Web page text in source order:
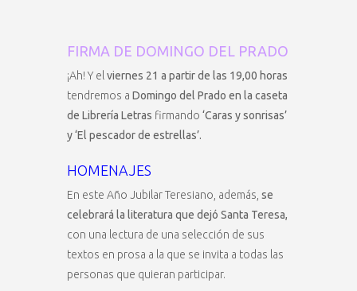
FIRMA DE DOMINGO DEL PRADO
¡Ah! Y elviernes 21 a partir de las 19,00 horas
tendremos a Domingo del Prado en la caseta
de Librería Letras firmando ‘Caras y sonrisas’
y ‘El pescador de estrellas’.
HOMENAJES
En este Año Jubilar Teresiano, además, se
celebrará la literatura que dejó Santa Teresa,
con una lectura de una selección de sus
textos en prosa a la que se invita a todas las
personas que quieran participar.